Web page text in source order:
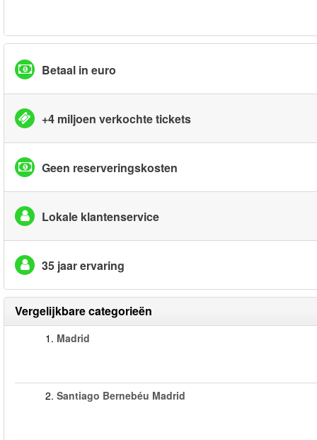
Betaal in euro
+4 miljoen verkochte tickets
Geen reserveringskosten
Lokale klantenservice
35 jaar ervaring
Vergelijkbare categorieën
1. Madrid
2. Santiago Bernebéu Madrid